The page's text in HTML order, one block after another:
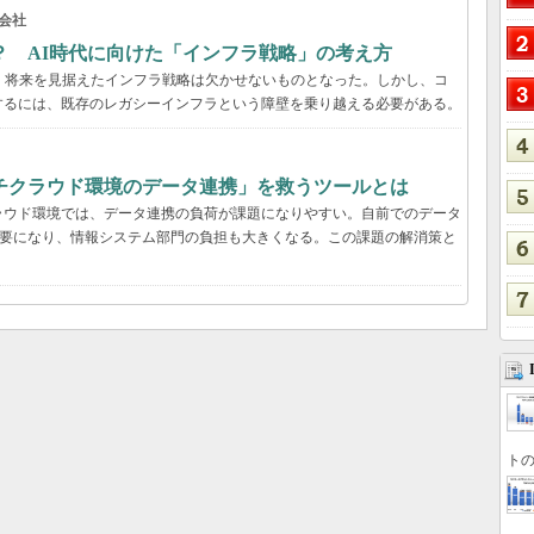
社
AI時代に向けた「インフラ戦略」の考え方
来を見据えたインフラ戦略は欠かせないものとなった。しかし、コ
には、既存のレガシーインフラという障壁を乗り越える必要がある。
ラウド環境のデータ連携」を救うツールとは
ド環境では、データ連携の負荷が課題になりやすい。自前でのデータ
になり、情報システム部門の負担も大きくなる。この課題の解消策と
ト